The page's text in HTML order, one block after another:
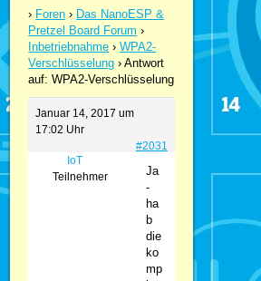
› Foren › Das NanoESP &
Pretzel Board Forum ›
Inbetriebnahme › WPA2-
Verschlüsselung › Antwort
auf: WPA2-Verschlüsselung
Januar 14, 2017 um
17:02 Uhr
#2031
IoT
Teilnehmer
Ja
-
ha
b
die
ko
mp